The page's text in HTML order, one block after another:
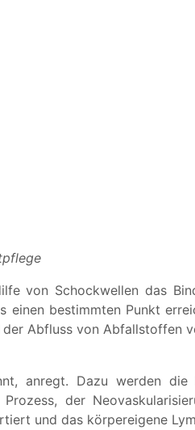
von Schockwellen das
bestimmten Punkt
Abfluss von Abfallstoffen
anregt. Dazu werden die
der
und das körpereigene